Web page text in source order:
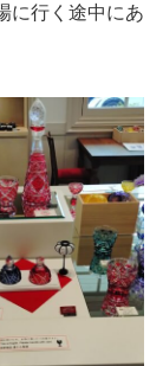
に行く途中にあ